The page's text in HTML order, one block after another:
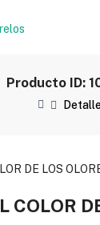
Producto ID:
COLOR